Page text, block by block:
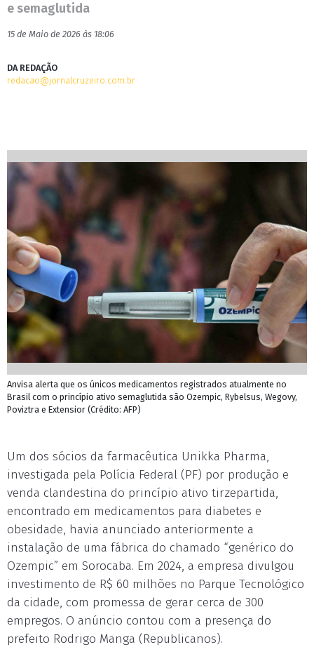
e semaglutida
15 de Maio de 2026 às 18:06
DA REDAÇÃO
redacao@jornalcruzeiro.com.br
Anvisa alerta que os únicos medicamentos registrados atualmente no
Brasil com o princípio ativo semaglutida são Ozempic, Rybelsus, Wegovy,
Poviztra e Extensior (Crédito: AFP)
Um dos sócios da farmacêutica Unikka Pharma,
investigada pela Polícia Federal (PF) por produção e
venda clandestina do princípio ativo tirzepartida,
encontrado em medicamentos para diabetes e
obesidade, havia anunciado anteriormente a
instalação de uma fábrica do chamado “genérico do
Ozempic” em Sorocaba. Em 2024, a empresa divulgou
investimento de R$ 60 milhões no Parque Tecnológico
da cidade, com promessa de gerar cerca de 300
empregos. O anúncio contou com a presença do
prefeito Rodrigo Manga (Republicanos).